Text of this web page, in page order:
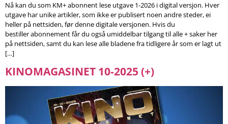
Nå kan du som KM+ abonnent lese utgave 1-2026 i digital versjon. Hver
utgave har unike artikler, som ikke er publisert noen andre steder, ei
heller på nettsiden, før denne digitale versjonen. Hvis du
bestiller abonnement får du også umiddelbar tilgang til alle + saker her
på nettsiden, samt du kan lese alle bladene fra tidligere år som er lagt ut
[…]
KINOMAGASINET 10-2025 (+)